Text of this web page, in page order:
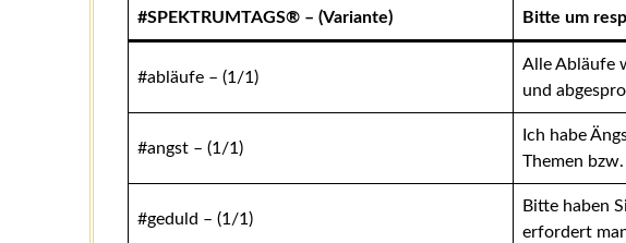
#SPEKTRUMTAGS® – (Variante) Bitte um
#abläufe – (1/1)
Alle Abläufe
und
#angst – (1/1)
Ich habe
Themen
#geduld – (1/1)
Bitte haben
erfordert